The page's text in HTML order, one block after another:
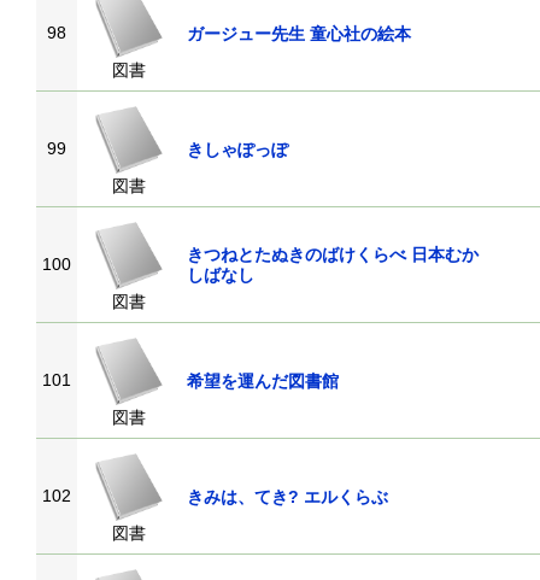
98
図書
ガージュー先生 童心社の絵本
99
図書
きしゃぽっぽ
100
図書
きつねとたぬきのばけくらべ 日本むか
しばなし
101
図書
希望を運んだ図書館
102
図書
きみは、てき? エルくらぶ